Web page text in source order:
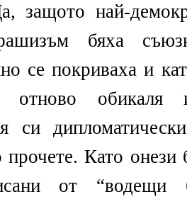
защото най-
бяха
се покриваха и
отново
си
прочете. Като
от “водещи